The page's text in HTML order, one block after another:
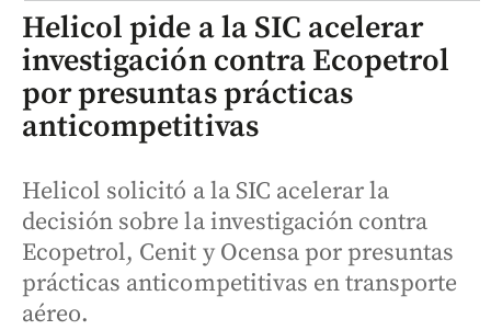
Helicol pide a la SIC acelerar
investigación contra Ecopetrol
por presuntas prácticas
anticompetitivas
Helicol solicitó a la SIC acelerar la
decisión sobre la investigación contra
Ecopetrol, Cenit y Ocensa por presuntas
prácticas anticompetitivas en transporte
aéreo.